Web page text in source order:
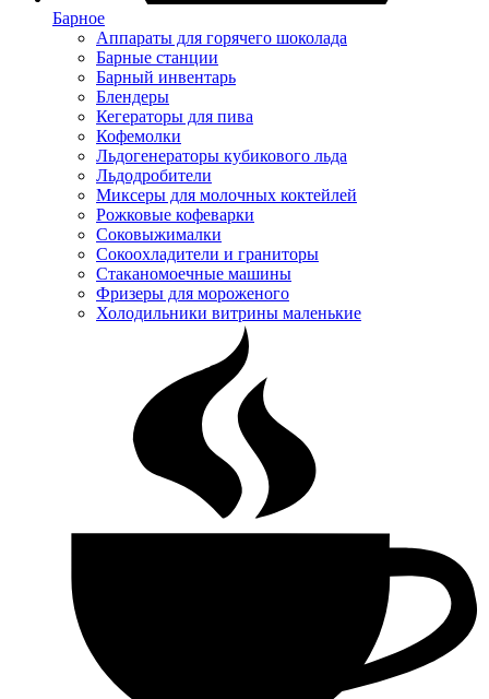
Барное
Аппараты для горячего шоколада
Барные станции
Барный инвентарь
Блендеры
Кегераторы для пива
Кофемолки
Льдогенераторы кубикового льда
Льдодробители
Миксеры для молочных коктейлей
Рожковые кофеварки
Соковыжималки
Сокоохладители и граниторы
Стаканомоечные машины
Фризеры для мороженого
Холодильники витрины маленькие